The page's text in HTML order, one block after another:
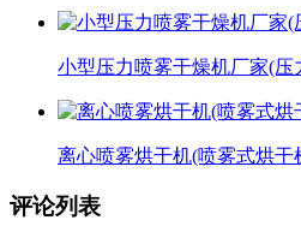
小型压力喷雾干燥机厂家(
离心喷雾烘干机(喷雾式烘干
评论列表